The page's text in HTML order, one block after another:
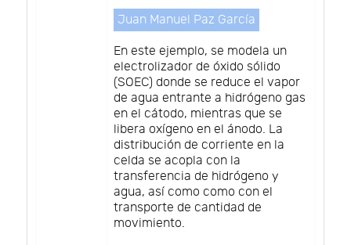
Juan Manuel Paz García
En este ejemplo, se modela un
electrolizador de óxido sólido
(SOEC) donde se reduce el vapor
de agua entrante a hidrógeno gas
en el cátodo, mientras que se
libera oxígeno en el ánodo. La
distribución de corriente en la
celda se acopla con la
transferencia de hidrógeno y
agua, así como como con el
transporte de cantidad de
movimiento.